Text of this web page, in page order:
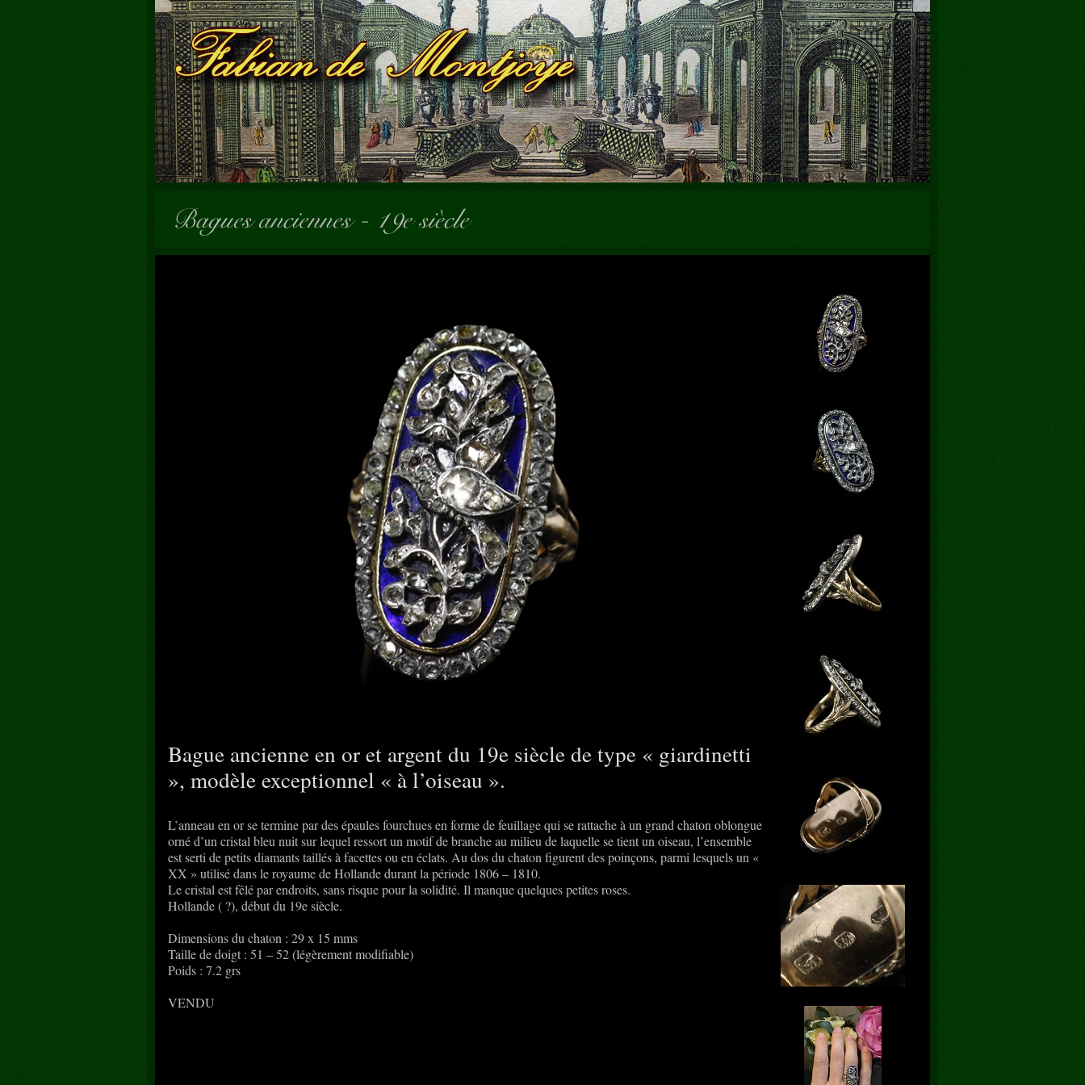
Bague ancienne en or et argent du 19e siècle de type « giardinetti
», modèle exceptionnel « à l’oiseau ».
L’anneau en or se termine par des épaules fourchues en forme de feuillage qui se rattache à un grand chaton oblongue
orné d’un cristal bleu nuit sur lequel ressort un motif de branche au milieu de laquelle se tient un oiseau, l’ensemble
est serti de petits diamants taillés à facettes ou en éclats. Au dos du chaton figurent des poinçons, parmi lesquels un «
XX » utilisé dans le royaume de Hollande durant la période 1806 – 1810.
Le cristal est fêlé par endroits, sans risque pour la solidité. Il manque quelques petites roses.
Hollande ( ?), début du 19e siècle.
Dimensions du chaton : 29 x 15 mms
Taille de doigt : 51 – 52 (légèrement modifiable)
Poids : 7.2 grs
VENDU